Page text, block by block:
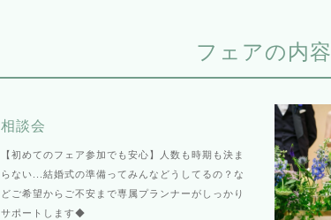
フェアの内容
相談会
【初めてのフェア参加でも安心】人数も時期も決ま
らない...結婚式の準備ってみんなどうしてるの？な
どご希望からご不安まで専属プランナーがしっかり
サポートします◆